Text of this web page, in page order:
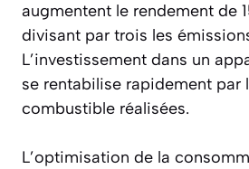
augmentent le rendement de
divisant par trois les
L’investissement dans un
se rentabilise rapidement par
combustible réalisées.
L’optimisation de la